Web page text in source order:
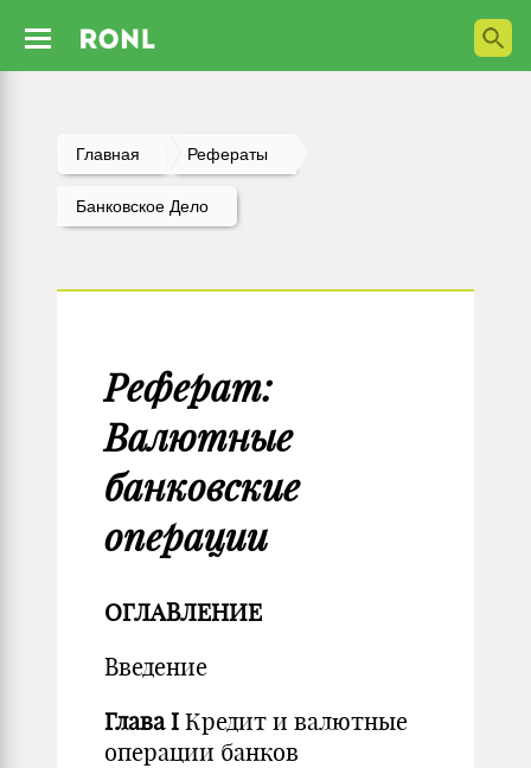
Главная Рефераты
Банковское Дело
Реферат:
Валютные
банковские
операции
ОГЛАВЛЕНИЕ
Введение
ГлаваI Кредит и валютные
операции банков